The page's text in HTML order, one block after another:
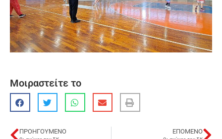
Μοιραστείτε το
ΠΡΟΗΓΟΎΜΕΝΟ ΕΠΌΜΕΝΟ